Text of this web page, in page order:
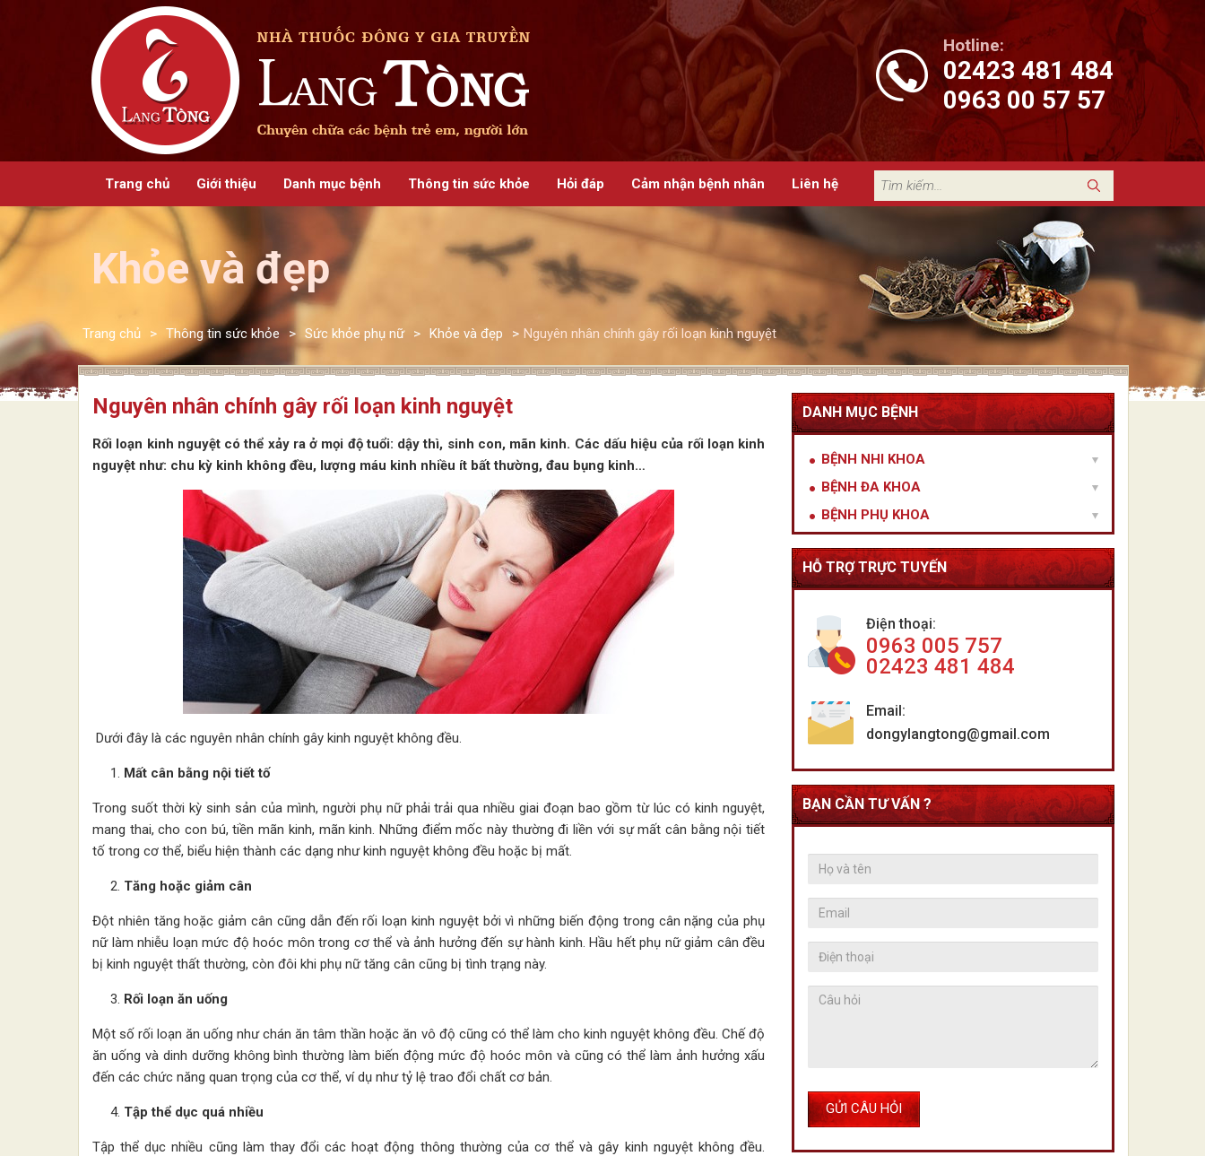
Hotline:
02423 481 484
0963 00 57 57
Trang chủ Giới thiệu Danh mục bệnh Thông tin sức khỏe Hỏi đáp Cảm nhận bệnh nhân Liên hệ
Khỏe và đẹp
Trang chủ > Thông tin sức khỏe > Sức khỏe phụ nữ > Khỏe và đẹp > Nguyên nhân chính gây rối loạn kinh nguyệt
Nguyên nhân chính gây rối loạn kinh nguyệt
Rối loạn kinh nguyệt có thể xảy ra ở mọi độ tuổi: dậy thì, sinh con, mãn kinh. Các dấu hiệu của rối loạn kinh
nguyệt như: chu kỳ kinh không đều, lượng máu kinh nhiều ít bất thường, đau bụng kinh…
Dưới đây là các nguyên nhân chính gây kinh nguyệt không đều.
Mất cân bằng nội tiết tố
Trong suốt thời kỳ sinh sản của mình, người phụ nữ phải trải qua nhiều giai đoạn bao gồm từ lúc có kinh nguyệt,
mang thai, cho con bú, tiền mãn kinh, mãn kinh. Những điểm mốc này thường đi liền với sự mất cân bằng nội tiết
tố trong cơ thể, biểu hiện thành các dạng như kinh nguyệt không đều hoặc bị mất.
Tăng hoặc giảm cân
Đột nhiên tăng hoặc giảm cân cũng dẫn đến rối loạn kinh nguyệt bởi vì những biến động trong cân nặng của phụ
nữ làm nhiễu loạn mức độ hoóc môn trong cơ thể và ảnh hưởng đến sự hành kinh. Hầu hết phụ nữ giảm cân đều
bị kinh nguyệt thất thường, còn đôi khi phụ nữ tăng cân cũng bị tình trạng này.
Rối loạn ăn uống
Một số rối loạn ăn uống như chán ăn tâm thần hoặc ăn vô độ cũng có thể làm cho kinh nguyệt không đều. Chế độ
ăn uống và dinh dưỡng không bình thường làm biến động mức độ hoóc môn và cũng có thể làm ảnh hưởng xấu
đến các chức năng quan trọng của cơ thể, ví dụ như tỷ lệ trao đổi chất cơ bản.
Tập thể dục quá nhiều
Tập thể dục nhiều cũng làm thay đổi các hoạt động thông thường của cơ thể và gây kinh nguyệt không đều.
DANH MỤC BỆNH
BỆNH NHI KHOA
BỆNH ĐA KHOA
BỆNH PHỤ KHOA
HỖ TRỢ TRỰC TUYẾN
Điện thoại:
0963 005 757
02423 481 484
Email:
dongylangtong@gmail.com
BẠN CẦN TƯ VẤN ?